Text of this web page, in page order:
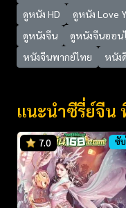
ดูหนัง HD
ดูหนัง Love
ดูหนังจีน
ดูหนังจีนออน
หนังจีนพากย์ไทย
หนังดี
แนะนำซีรี่ย์จี
7.0 ซั